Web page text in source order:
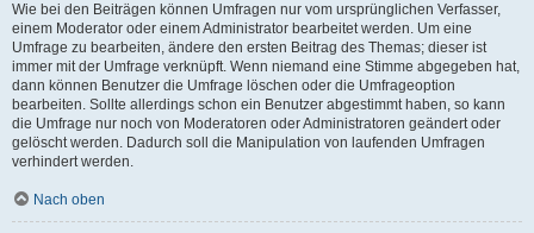
Wie bei den Beiträgen können Umfragen nur vom ursprünglichen Verfasser,
einem Moderator oder einem Administrator bearbeitet werden. Um eine
Umfrage zu bearbeiten, ändere den ersten Beitrag des Themas; dieser ist
immer mit der Umfrage verknüpft. Wenn niemand eine Stimme abgegeben hat,
dann können Benutzer die Umfrage löschen oder die Umfrageoption
bearbeiten. Sollte allerdings schon ein Benutzer abgestimmt haben, so kann
die Umfrage nur noch von Moderatoren oder Administratoren geändert oder
gelöscht werden. Dadurch soll die Manipulation von laufenden Umfragen
verhindert werden.
Nach oben